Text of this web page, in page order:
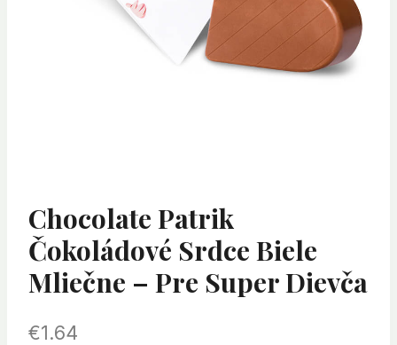
Chocolate Patrik
Čokoládové Srdce Biele
Mliečne – Pre Super Dievča
€1.64